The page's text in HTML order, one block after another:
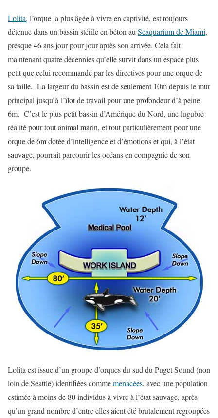
Lolita, l’orque la plus âgée à vivre en captivité, est toujours
détenue dans un bassin stérile en béton au Seaquarium de Miami,
presque 46 ans jour pour jour après son arrivée. Cela fait
maintenant quatre décennies qu’elle survit dans un espace plus
petit que celui recommandé par les directives pour une orque de
sa taille. La largeur du bassin est de seulement 10m depuis le mur
principal jusqu’à l’îlot de travail pour une profondeur d’à peine
6m. C’est le plus petit bassin d’Amérique du Nord, une lugubre
réalité pour tout animal marin, et tout particulièrement pour une
orque de 6m dotée d’intelligence et d’émotions et qui, à l’état
sauvage, pourrait parcourir les océans en compagnie de son
groupe.
Lolita est issue d’un groupe d’orques du sud du Puget Sound (non
loin de Seattle) identifiées commemenacées, avec une population
estimée à moins de 80 individus à vivre à l’état sauvage, après
qu’un grand nombre d’entre elles aient été brutalement regroupées